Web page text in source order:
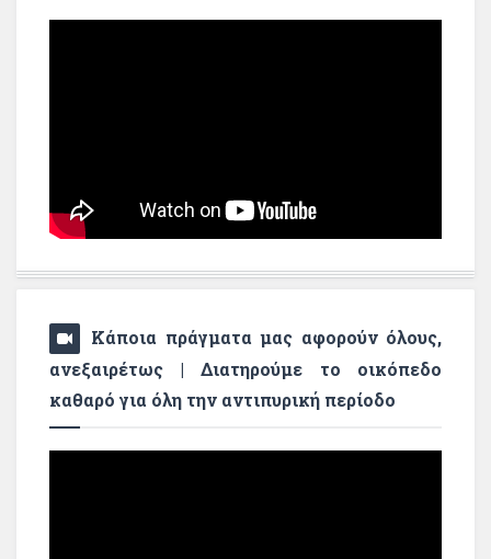
Κάποια πράγματα μας αφορούν όλους,
ανεξαιρέτως | Διατηρούμε το οικόπεδο
καθαρό για όλη την αντιπυρική περίοδο